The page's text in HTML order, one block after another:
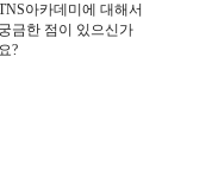
아카데미에 대해서
궁금한 점이 있으신가
요?